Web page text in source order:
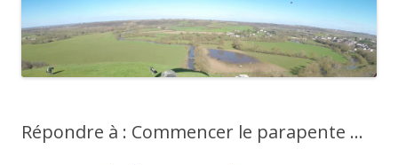
Répondre à : Commencer le parapente …